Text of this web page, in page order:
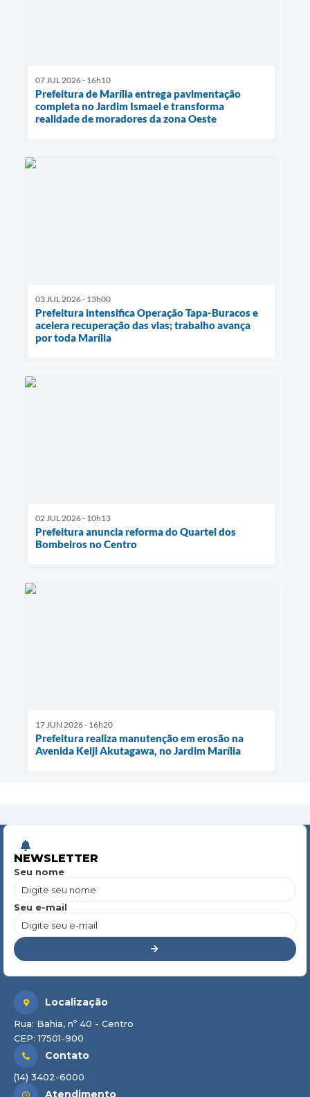
07 JUL 2026 - 16h10
Prefeitura de Marília entrega pavimentação
completa no Jardim Ismael e transforma
realidade de moradores da zona Oeste
03 JUL 2026 - 13h00
Prefeitura intensifica Operação Tapa-Buracos e
acelera recuperação das vias; trabalho avança
por toda Marília
02 JUL 2026 - 10h13
Prefeitura anuncia reforma do Quartel dos
Bombeiros no Centro
17 JUN 2026 - 16h20
Prefeitura realiza manutenção em erosão na
Avenida Keiji Akutagawa, no Jardim Marília
NEWSLETTER
Seu nome
Seu e-mail
Localização
Rua: Bahia, nº 40 - Centro
CEP: 17501-900
Contato
(14) 3402-6000